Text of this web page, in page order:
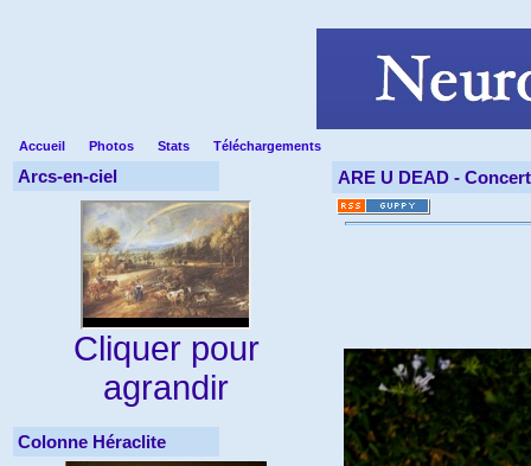
Accueil Photos Stats Téléchargements
Arcs-en-ciel
Cliquer pour
agrandir
Colonne Héraclite
ARE U DEAD -